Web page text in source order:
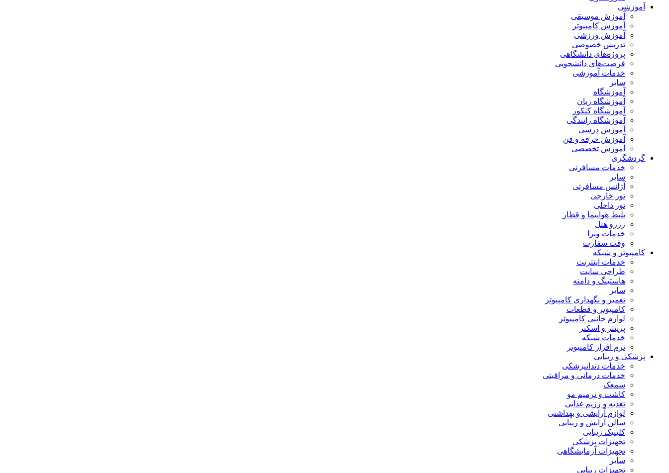
آموزشی
آموزش موسیقی
آموزش کامپیوتر
آموزش ورزشی
تدریس خصوصی
پروژه‌های دانشگاهی
فرصت‌های دانشجویی
خدمات آموزشی
سایر
آموزشگاه
آموزشگاه زبان
آموزشگاه کنکور
آموزشگاه رانندگی
آموزش درسی
آموزش حرفه و فن
آموزش تخصصی
گردشگری
خدمات مسافرتی
سایر
آژانس مسافرتی
تور خارجی
تور داخلی
بلیط هواپیما و قطار
رزرو هتل
خدمات ویزا
وقت سفارت
کامپیوتر و شبکه
خدمات اینترنت
طراحی سایت
هاستینگ و دامنه
سایر
تعمیر و نگهداری کامپیوتر
کامپیوتر و قطعات
لوازم جانبی کامپیوتر
پرینتر و اسکنر
خدمات شبکه
نرم افزار کامپیوتر
پزشکی و زیبایی
خدمات دندانپزشکی
خدمات درمانی و مراقبتی
سمعک
کاشت و ترمیم مو
تغذیه و رژیم غذایی
لوازم آرایشی و بهداشتی
سالن آرایش و زیبایی
کلینیک زیبایی
تجهیزات پزشکی
تجهیزات آزمایشگاهی
سایر
تجهیزات زیبایی